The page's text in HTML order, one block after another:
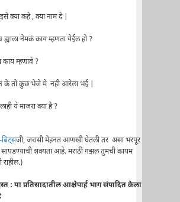
क्या कहे , क्या नाम दे |
नेमकं काय म्हणता येईल हो ?
काय म्हणावे ?
के तो कुछ भेजे मे नही आरेला भई |
ये माजरा क्या है ?
जी, जरासी मेहनत आणखी घेतली तर असा भरपूर
सापडण्याची शक्यता आहे. मराठी गझल तुमची कायम
: या प्रतिसादातील आक्षेपार्ह भाग संपादित केला